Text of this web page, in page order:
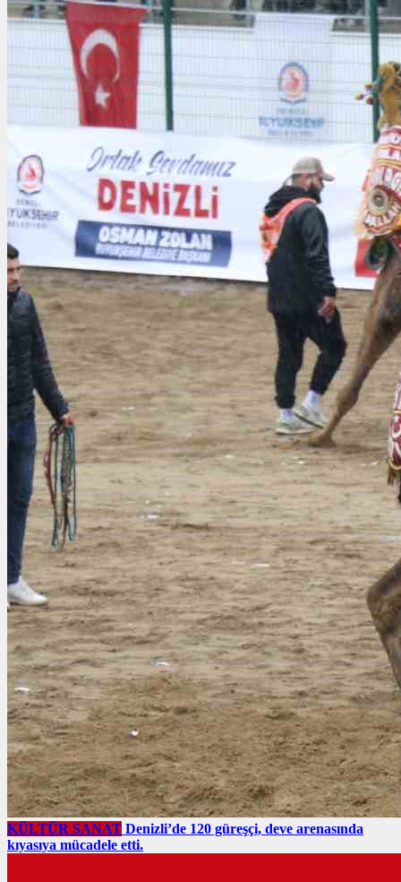
KÜLTÜR SANAT Denizli’de 120 güreşçi, deve arenasında
kıyasıya mücadele etti.